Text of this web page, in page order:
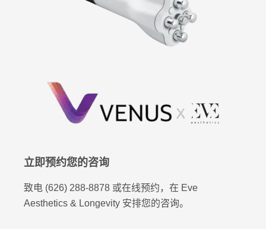
立即预约您的咨询
致电 (626) 288-8878 或在线预约，在 Eve
Aesthetics & Longevity 安排您的咨询。